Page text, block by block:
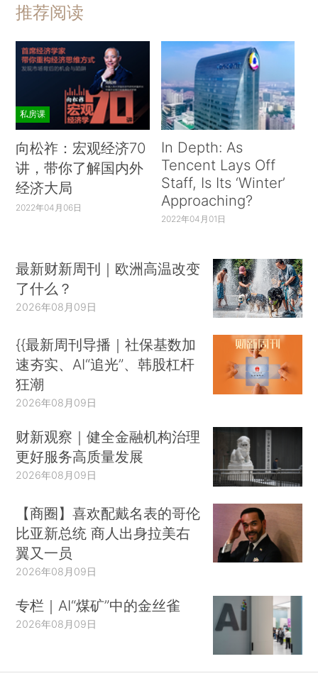
推荐阅读
私房课
向松祚：宏观经济70
讲，带你了解国内外
经济大局
2022年04月06日
In Depth: As
Tencent Lays Off
Staff, Is Its ‘Winter’
Approaching?
2022年04月01日
最新财新周刊｜欧洲高温改变
了什么？
2026年08月09日
{{最新周刊导播｜社保基数加
速夯实、AI“追光”、韩股杠杆
狂潮
2026年08月09日
财新观察｜健全金融机构治理
更好服务高质量发展
2026年08月09日
【商圈】喜欢配戴名表的哥伦
比亚新总统 商人出身拉美右
翼又一员
2026年08月09日
专栏｜AI“煤矿”中的金丝雀
2026年08月09日